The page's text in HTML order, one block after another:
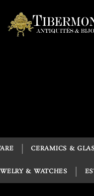
CERAMICS &
& WATCHES